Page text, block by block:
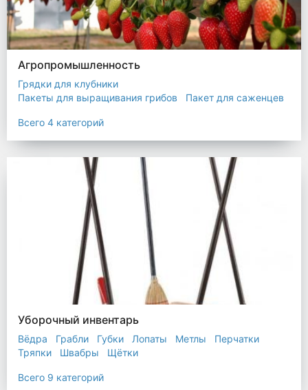
Агропромышленность
Грядки для клубники
Пакеты для выращивания грибов
Пакет для саженцев
Всего 4 категорий
Уборочный инвентарь
Вёдра Грабли Губки Лопаты Метлы
Перчатки
Тряпки
Швабры Щётки
Всего 9 категорий